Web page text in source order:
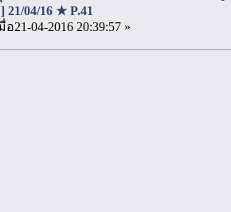
21/04/16 ★ P.41
อ21-04-2016 20:39:57 »